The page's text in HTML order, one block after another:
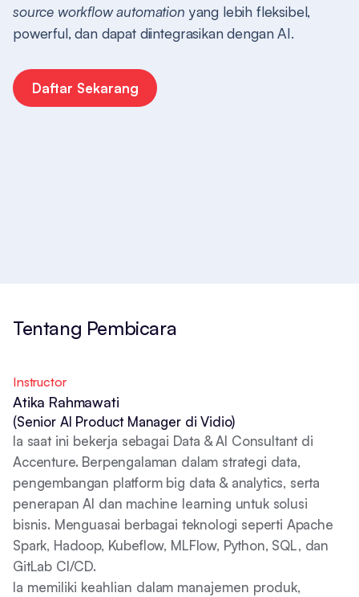
source workflow automation yang lebih fleksibel,
powerful, dan dapat diintegrasikan dengan AI.
Daftar Sekarang
Tentang Pembicara
Instructor
Atika Rahmawati
(Senior AI Product Manager di Vidio)
Ia saat ini bekerja sebagai Data & AI Consultant di
Accenture. Berpengalaman dalam strategi data,
pengembangan platform big data & analytics, serta
penerapan AI dan machine learning untuk solusi
bisnis. Menguasai berbagai teknologi seperti Apache
Spark, Hadoop, Kubeflow, MLFlow, Python, SQL, dan
GitLab CI/CD.
Ia memiliki keahlian dalam manajemen produk,